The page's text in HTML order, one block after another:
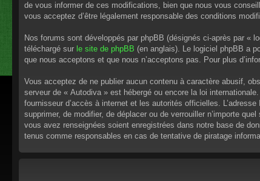
de vous informer de ces modifications, bien que nous vous
vous acceptez d’être légalement responsable des conditions
Nos forums sont développés par phpBB (désignés ci-après par «
téléchargé sur le site de phpBB (en anglais). Le logiciel phpBB a
que nous acceptons et que nous n’acceptons pas. Pour plus
Vous acceptez de ne publier aucun contenu à caractère abusif,
serveur de « Autodiva » est hébergé ou encore la loi
fournisseur d’accès à internet et les autorités officielles.
supprimer, de modifier, de déplacer ou de verrouiller n’importe
vous avez renseignées soient enregistrées dans notre base de
tenus comme responsables en cas de tentative de piratage